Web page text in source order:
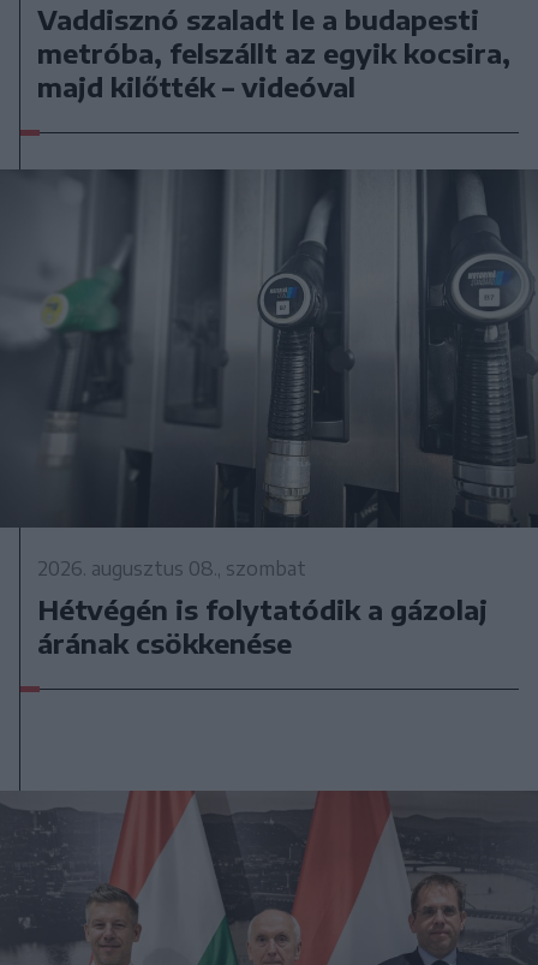
Vaddisznó szaladt le a budapesti
metróba, felszállt az egyik kocsira,
majd kilőtték – videóval
2026. augusztus 08., szombat
Hétvégén is folytatódik a gázolaj
árának csökkenése